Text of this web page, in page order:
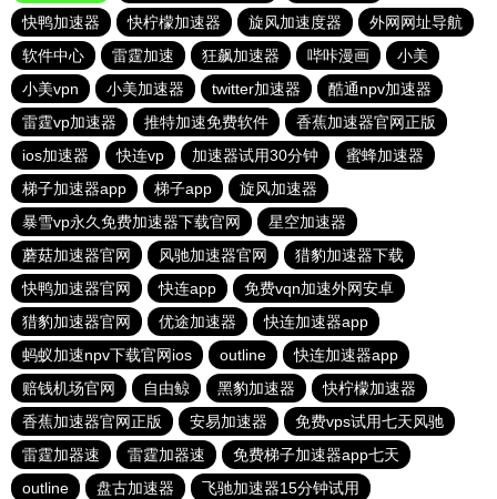
快鸭加速器
快柠檬加速器 旋风加速度器
外网网址导航
软件中心
雷霆加速 狂飙加速器 哔咔漫画
小美
小美vpn
小美加速器 twitter加速器
酷通npv加速器
雷霆vp加速器
推特加速免费软件
香蕉加速器官网正版
ios加速器
快连vp 加速器试用30分钟
蜜蜂加速器
梯子加速器app
梯子app
旋风加速器
暴雪vp永久免费加速器下载官网
星空加速器
蘑菇加速器官网
风驰加速器官网
猎豹加速器下载
快鸭加速器官网
快连app
免费vqn加速外网安卓
猎豹加速器官网
优途加速器
快连加速器app
蚂蚁加速npv下载官网ios
outline
快连加速器app
赔钱机场官网
自由鲸 黑豹加速器
快柠檬加速器
香蕉加速器官网正版
安易加速器
免费vps试用七天风驰
雷霆加器速
雷霆加器速
免费梯子加速器app七天
outline
盘古加速器 飞驰加速器15分钟试用